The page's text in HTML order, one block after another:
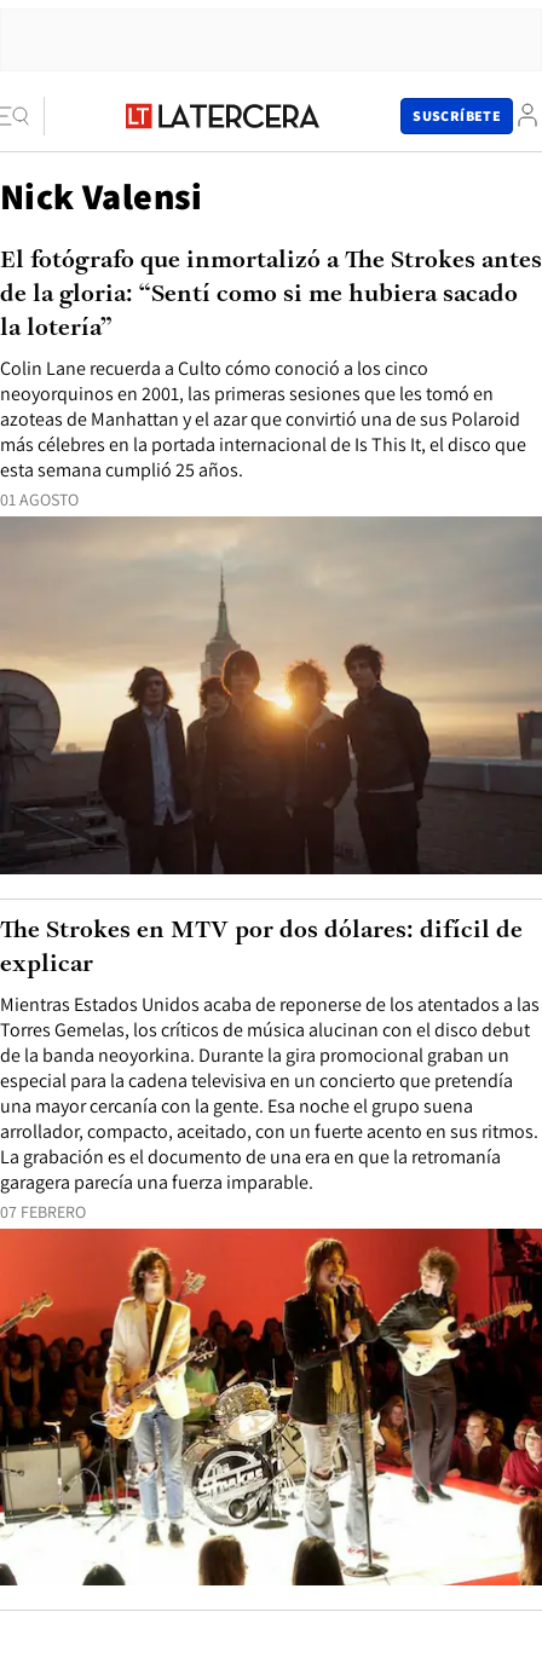
SUSCRÍBETE
Nick Valensi
01 AGOSTO
Colin Lane recuerda a Culto cómo conoció a los cinco
neoyorquinos en 2001, las primeras sesiones que les tomó en
azoteas de Manhattan y el azar que convirtió una de sus Polaroid
más célebres en la portada internacional de Is This It, el disco que
esta semana cumplió 25 años.
El fotógrafo que inmortalizó a The Strokes antes
de la gloria: “Sentí como si me hubiera sacado
la lotería”
07 FEBRERO
Mientras Estados Unidos acaba de reponerse de los atentados a las
Torres Gemelas, los críticos de música alucinan con el disco debut
de la banda neoyorkina. Durante la gira promocional graban un
especial para la cadena televisiva en un concierto que pretendía
una mayor cercanía con la gente. Esa noche el grupo suena
arrollador, compacto, aceitado, con un fuerte acento en sus ritmos.
La grabación es el documento de una era en que la retromanía
garagera parecía una fuerza imparable.
The Strokes en MTV por dos dólares: difícil de
explicar